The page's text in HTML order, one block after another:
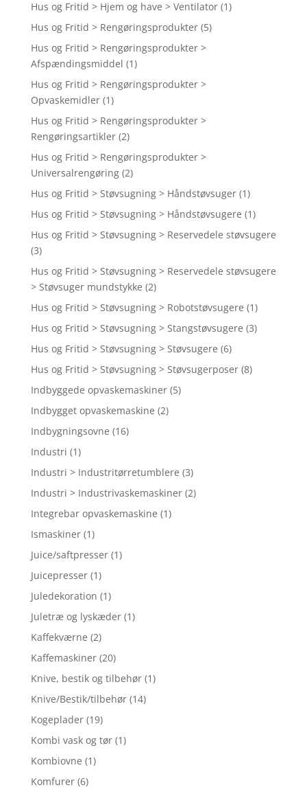
Hus og Fritid > Hjem og have > Ventilator (1)
Hus og Fritid > Rengøringsprodukter (5)
Hus og Fritid > Rengøringsprodukter >
Afspændingsmiddel (1)
Hus og Fritid > Rengøringsprodukter >
Opvaskemidler (1)
Hus og Fritid > Rengøringsprodukter >
Rengøringsartikler (2)
Hus og Fritid > Rengøringsprodukter >
Universalrengøring (2)
Hus og Fritid > Støvsugning > Håndstøvsuger (1)
Hus og Fritid > Støvsugning > Håndstøvsugere (1)
Hus og Fritid > Støvsugning > Reservedele støvsugere
(3)
Hus og Fritid > Støvsugning > Reservedele støvsugere
> Støvsuger mundstykke (2)
Hus og Fritid > Støvsugning > Robotstøvsugere (1)
Hus og Fritid > Støvsugning > Stangstøvsugere (3)
Hus og Fritid > Støvsugning > Støvsugere (6)
Hus og Fritid > Støvsugning > Støvsugerposer (8)
Indbyggede opvaskemaskiner (5)
Indbygget opvaskemaskine (2)
Indbygningsovne (16)
Industri (1)
Industri > Industritørretumblere (3)
Industri > Industrivaskemaskiner (2)
Integrebar opvaskemaskine (1)
Ismaskiner (1)
Juice/saftpresser (1)
Juicepresser (1)
Juledekoration (1)
Juletræ og lyskæder (1)
Kaffekværne (2)
Kaffemaskiner (20)
Knive, bestik og tilbehør (1)
Knive/Bestik/tilbehør (14)
Kogeplader (19)
Kombi vask og tør (1)
Kombiovne (1)
Komfurer (6)